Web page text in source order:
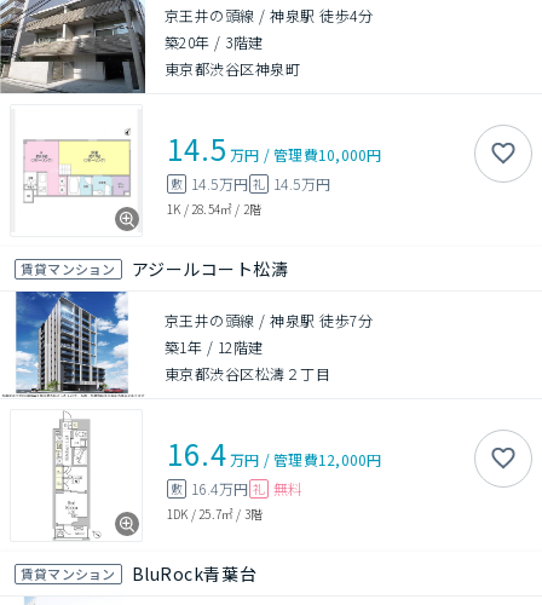
京王井の頭線 / 神泉駅 徒歩4分
築20年 / 3階建
東京都渋谷区神泉町
14.5 万円 /管理費10,000円
敷 14.5万円 礼 14.5万円
1K / 28.54㎡ / 2階
賃貸マンション アジールコート松濤
京王井の頭線 / 神泉駅 徒歩7分
築1年 / 12階建
東京都渋谷区松濤２丁目
16.4万円 /管理費12,000円
敷 16.4万円 礼 無料
1DK / 25.7㎡ / 3階
賃貸マンション BluRock青葉台